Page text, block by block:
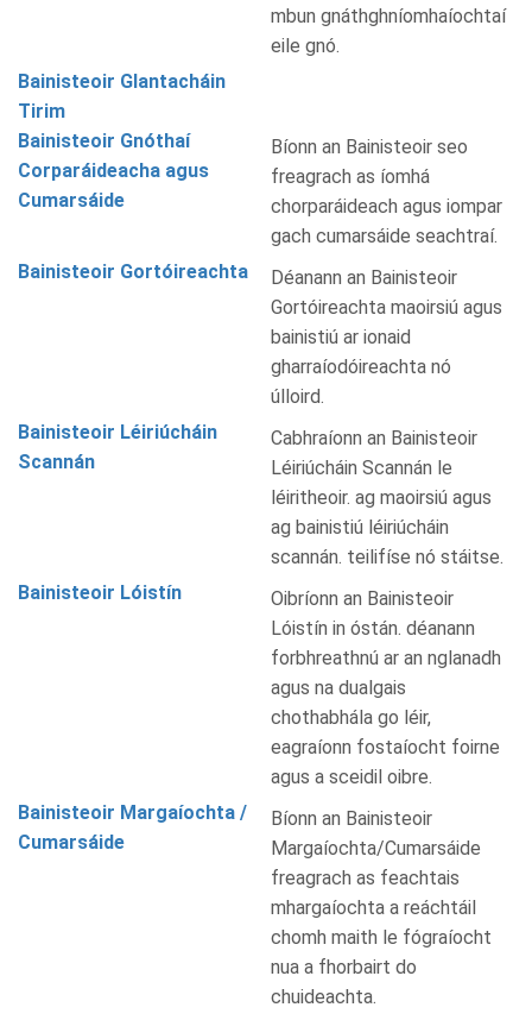
mbun gnáthghníomhaíochtaí
eile gnó.
Bainisteoir Glantacháin
Tirim
Bainisteoir Gnóthaí
Corparáideacha agus
Cumarsáide
Bíonn an Bainisteoir seo
freagrach as íomhá
chorparáideach agus iompar
gach cumarsáide seachtraí.
Bainisteoir Gortóireachta
Déanann an Bainisteoir
Gortóireachta maoirsiú agus
bainistiú ar ionaid
gharraíodóireachta nó
úlloird.
Bainisteoir Léiriúcháin
Scannán
Cabhraíonn an Bainisteoir
Léiriúcháin Scannán le
léiritheoir. ag maoirsiú agus
ag bainistiú léiriúcháin
scannán. teilifíse nó stáitse.
Bainisteoir Lóistín
Oibríonn an Bainisteoir
Lóistín in óstán. déanann
forbhreathnú ar an nglanadh
agus na dualgais
chothabhála go léir,
eagraíonn fostaíocht foirne
agus a sceidil oibre.
Bainisteoir Margaíochta /
Cumarsáide
Bíonn an Bainisteoir
Margaíochta/Cumarsáide
freagrach as feachtais
mhargaíochta a reáchtáil
chomh maith le fógraíocht
nua a fhorbairt do
chuideachta.